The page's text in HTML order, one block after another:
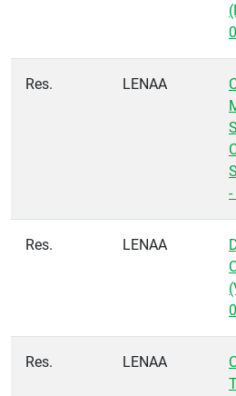
Res. LENAA
Res. LENAA
Res. LENAA